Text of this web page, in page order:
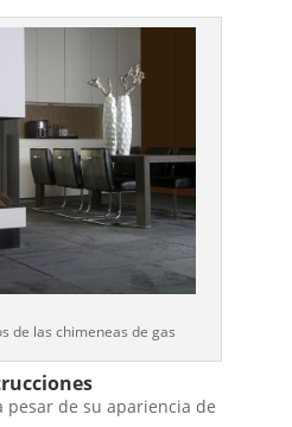
de las chimeneas de gas
pesar de su apariencia de